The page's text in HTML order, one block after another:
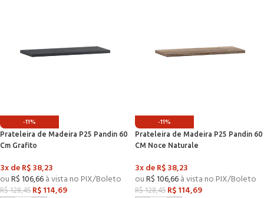
-11%
Prateleira de Madeira P25 Pandin 60
Cm Grafito
3x deR$38,23
ouR$106,66à vista no PIX/Boleto
R$128,45 R$114,69
-11%
Prateleira de Madeira P25 Pandin 60
CM Noce Naturale
3x deR$38,23
ouR$106,66à vista no PIX/Boleto
R$128,45 R$114,69